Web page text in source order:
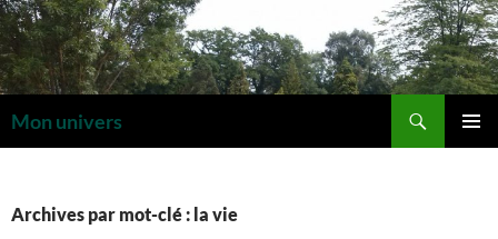
Aller
au
contenu
Mon univers
Archives par mot-clé : la vie